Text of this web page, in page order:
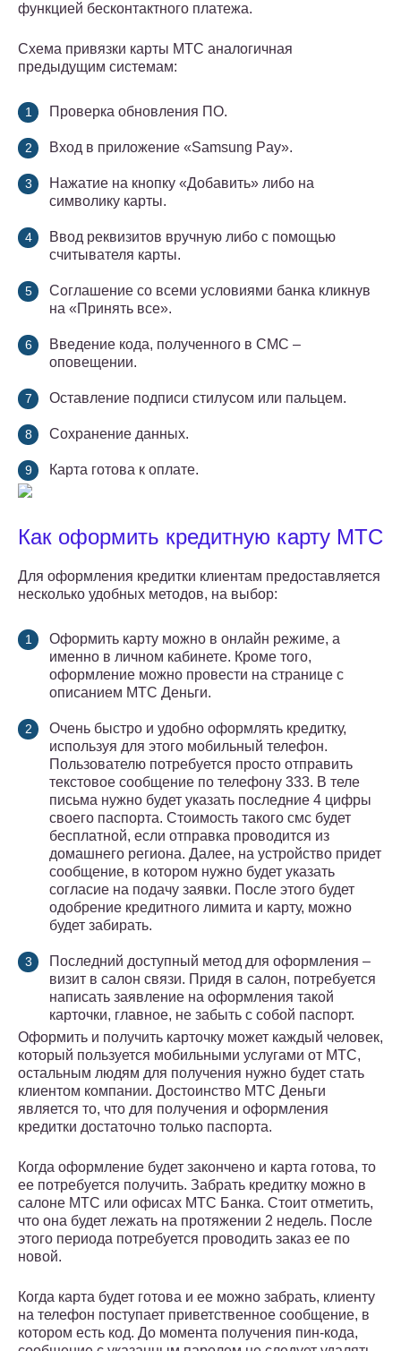
функцией бесконтактного платежа.
Схема привязки карты МТС аналогичная
предыдущим системам:
Проверка обновления ПО.
Вход в приложение «Samsung Pay».
Нажатие на кнопку «Добавить» либо на
символику карты.
Ввод реквизитов вручную либо с помощью
считывателя карты.
Соглашение со всеми условиями банка кликнув
на «Принять все».
Введение кода, полученного в СМС –
оповещении.
Оставление подписи стилусом или пальцем.
Сохранение данных.
Карта готова к оплате.
Как оформить кредитную карту МТС
Для оформления кредитки клиентам предоставляется
несколько удобных методов, на выбор:
Оформить карту можно в онлайн режиме, а
именно в личном кабинете. Кроме того,
оформление можно провести на странице с
описанием МТС Деньги.
Очень быстро и удобно оформлять кредитку,
используя для этого мобильный телефон.
Пользователю потребуется просто отправить
текстовое сообщение по телефону 333. В теле
письма нужно будет указать последние 4 цифры
своего паспорта. Стоимость такого смс будет
бесплатной, если отправка проводится из
домашнего региона. Далее, на устройство придет
сообщение, в котором нужно будет указать
согласие на подачу заявки. После этого будет
одобрение кредитного лимита и карту, можно
будет забирать.
Последний доступный метод для оформления –
визит в салон связи. Придя в салон, потребуется
написать заявление на оформления такой
карточки, главное, не забыть с собой паспорт.
Оформить и получить карточку может каждый человек,
который пользуется мобильными услугами от МТС,
остальным людям для получения нужно будет стать
клиентом компании. Достоинство МТС Деньги
является то, что для получения и оформления
кредитки достаточно только паспорта.
Когда оформление будет закончено и карта готова, то
ее потребуется получить. Забрать кредитку можно в
салоне МТС или офисах МТС Банка. Стоит отметить,
что она будет лежать на протяжении 2 недель. После
этого периода потребуется проводить заказ ее по
новой.
Когда карта будет готова и ее можно забрать, клиенту
на телефон поступает приветственное сообщение, в
котором есть код. До момента получения пин-кода,